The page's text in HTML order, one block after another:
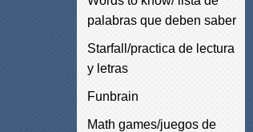
palabras que deben saber
Starfall/practica de lectura
y letras
Funbrain
Math games/juegos de